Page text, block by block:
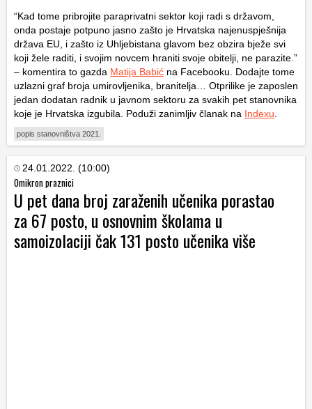
“Kad tome pribrojite paraprivatni sektor koji radi s državom,
onda postaje potpuno jasno zašto je Hrvatska najenuspješnija
država EU, i zašto iz Uhljebistana glavom bez obzira bježe svi
koji žele raditi, i svojim novcem hraniti svoje obitelji, ne parazite.”
– komentira to gazda Matija Babić na Facebooku. Dodajte tome
uzlazni graf broja umirovljenika, branitelja… Otprilike je zaposlen
jedan dodatan radnik u javnom sektoru za svakih pet stanovnika
koje je Hrvatska izgubila. Poduži zanimljiv članak na Indexu.
popis stanovništva 2021.
24.01.2022. (10:00)
Omikron praznici
U pet dana broj zaraženih učenika porastao
za 67 posto, u osnovnim školama u
samoizolaciji čak 131 posto učenika više